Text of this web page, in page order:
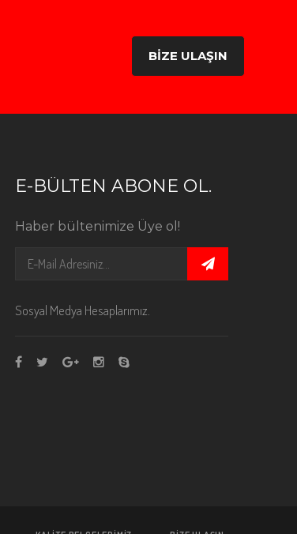
BİZE ULAŞIN
E-BÜLTEN ABONE OL.
Haber bültenimize Üye ol!
Sosyal Medya Hesaplarımız.